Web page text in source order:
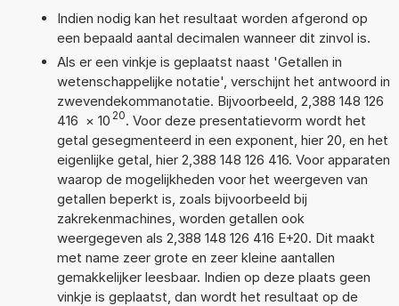
Indien nodig kan het resultaat worden afgerond op
een bepaald aantal decimalen wanneer dit zinvol is.
Als er een vinkje is geplaatst naast 'Getallen in
wetenschappelijke notatie', verschijnt het antwoord in
zwevendekommanotatie. Bijvoorbeeld, 2,388 148 126
416 × 10 20. Voor deze presentatievorm wordt het
getal gesegmenteerd in een exponent, hier 20, en het
eigenlijke getal, hier 2,388 148 126 416. Voor apparaten
waarop de mogelijkheden voor het weergeven van
getallen beperkt is, zoals bijvoorbeeld bij
zakrekenmachines, worden getallen ook
weergegeven als 2,388 148 126 416 E+20. Dit maakt
met name zeer grote en zeer kleine aantallen
gemakkelijker leesbaar. Indien op deze plaats geen
vinkje is geplaatst, dan wordt het resultaat op de